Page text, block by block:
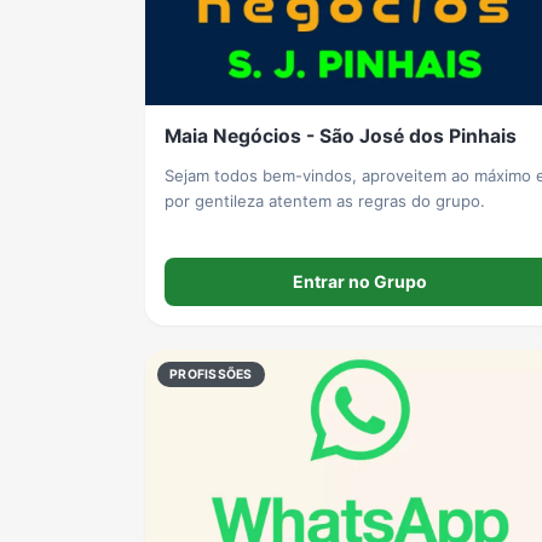
Grupos de Otakus no WhatsApp
Grupos de Lula no Whatsapp Divulgação Shitpost
Maia Negócios - São José dos Pinhais
Sejam todos bem-vindos, aproveitem ao máximo
por gentileza atentem as regras do grupo.
Entrar no Grupo
PROFISSÕES